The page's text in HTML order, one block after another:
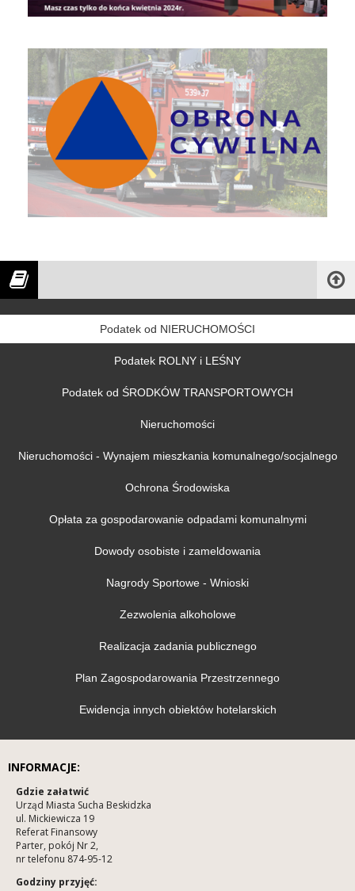
Obrona Cywilna
Podatek od NIERUCHOMOŚCI
Podatek ROLNY i LEŚNY
Podatek od ŚRODKÓW TRANSPORTOWYCH
Nieruchomości
Nieruchomości - Wynajem mieszkania komunalnego/socjalnego
Ochrona Środowiska
Opłata za gospodarowanie odpadami komunalnymi
Dowody osobiste i zameldowania
Nagrody Sportowe - Wnioski
Zezwolenia alkoholowe
Realizacja zadania publicznego
Plan Zagospodarowania Przestrzennego
Ewidencja innych obiektów hotelarskich
INFORMACJE:
Gdzie załatwić
Urząd Miasta Sucha Beskidzka
ul. Mickiewicza 19
Referat Finansowy
Parter, pokój Nr 2,
nr telefonu 874-95-12
Godziny przyjęć: